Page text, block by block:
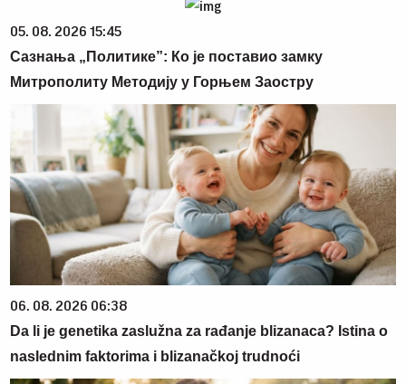
05. 08. 2026 15:45
Сазнања „Политике”: Ко је поставио замку
Митрополиту Методију у Горњем Заостру
06. 08. 2026 06:38
Da li je genetika zaslužna za rađanje blizanaca? Istina o
naslednim faktorima i blizanačkoj trudnoći